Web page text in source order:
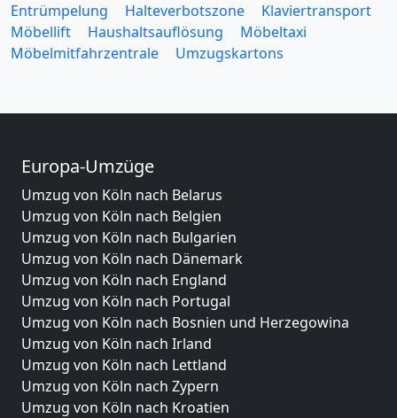
Entrümpelung
Halteverbotszone
Klaviertransport
Möbellift
Haushaltsauflösung
Möbeltaxi
Möbelmitfahrzentrale
Umzugskartons
Europa-Umzüge
Umzug von Köln nach Belarus
Umzug von Köln nach Belgien
Umzug von Köln nach Bulgarien
Umzug von Köln nach Dänemark
Umzug von Köln nach England
Umzug von Köln nach Portugal
Umzug von Köln nach Bosnien und Herzegowina
Umzug von Köln nach Irland
Umzug von Köln nach Lettland
Umzug von Köln nach Zypern
Umzug von Köln nach Kroatien